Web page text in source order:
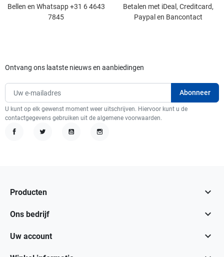
Bellen en Whatsapp +31 6 4643
7845
Betalen met iDeal, Creditcard,
Paypal en Bancontact
Ontvang ons laatste nieuws en aanbiedingen
U kunt op elk gewenst moment weer uitschrijven. Hiervoor kunt u de
contactgegevens gebruiken uit de algemene voorwaarden.
Producten 
Ons bedrijf 
Uw account 